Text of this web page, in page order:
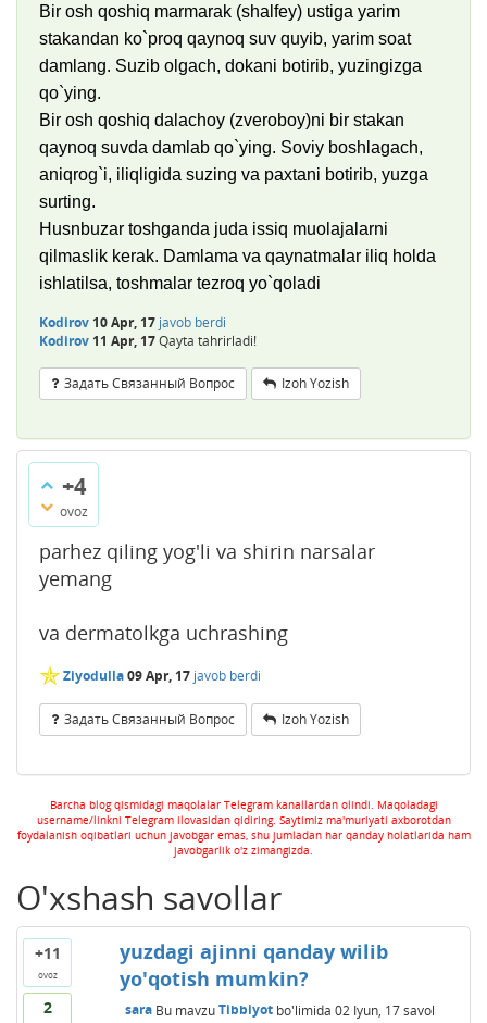
Bir osh qoshiq marmarak (shalfey) ustiga yarim
stakandan ko`proq qaynoq suv quyib, yarim soat
damlang. Suzib olgach, dokani botirib, yuzingizga
qo`ying.
Bir osh qoshiq dalachoy (zveroboy)ni bir stakan
qaynoq suvda damlab qo`ying. Soviy boshlagach,
aniqrog`i, iliqligida suzing va paxtani botirib, yuzga
surting.
Husnbuzar toshganda juda issiq muolajalarni
qilmaslik kerak. Damlama va qaynatmalar iliq holda
ishlatilsa, toshmalar tezroq yo`qoladi
Kodirov 10 Apr, 17 javob berdi
Kodirov 11 Apr, 17Qayta tahrirladi!
Задать Связанный Вопрос Izoh Yozish
+4
ovoz
parhez qiling yog'li va shirin narsalar
yemang
va dermatolkga uchrashing
✯Ziyodulla09 Apr, 17 javob berdi
Задать Связанный Вопрос Izoh Yozish
Barcha blog qismidagi maqolalar Telegram kanallardan olindi. Maqoladagi
username/linkni Telegram ilovasidan qidiring. Saytimiz ma'muriyati axborotdan
foydalanish oqibatlari uchun javobgar emas, shu jumladan har qanday holatlarida ham
javobgarlik o'z zimangizda.
O'xshash savollar
+11
ovoz
2
yuzdagi ajinni qanday wilib
yo'qotish mumkin?
sara Bu mavzuTibbiyotbo'limida 02 Iyun, 17 savol